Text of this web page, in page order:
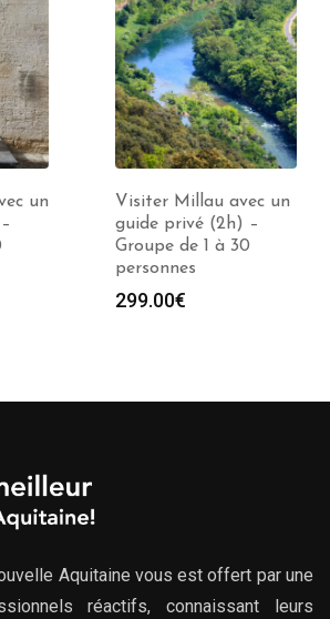
un
Visiter Toulouse avec
un guide privé (2h) –
Groupe de 1 à 30
personnes
299.00€
Aquitaine vous est offert par une
réactifs, connaissant leurs